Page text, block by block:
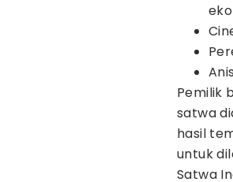
Pemilik
satwa
hasil
untuk
Satwa